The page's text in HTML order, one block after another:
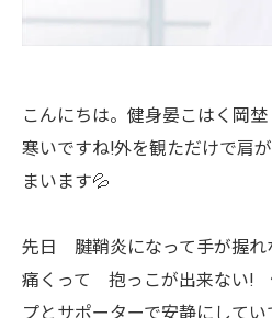
こんにちは。健身晏こはく岡埜
寒いですね!外を観ただけで肩
まいます💦
先日 腱鞘炎になって手が握れ
痛くって 抱っこが出来ない!
プとサポーターで安静にして